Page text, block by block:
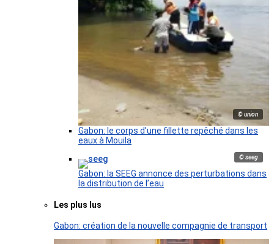
© union
Gabon: le corps d’une fillette repêché dans les
eaux à Mouila
© seeg
Gabon: la SEEG annonce des perturbations dans
la distribution de l’eau
Les plus lus
Gabon: création de la nouvelle compagnie de transport